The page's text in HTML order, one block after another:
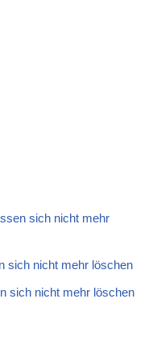
sich nicht mehr
sich nicht mehr löschen
sich nicht mehr löschen